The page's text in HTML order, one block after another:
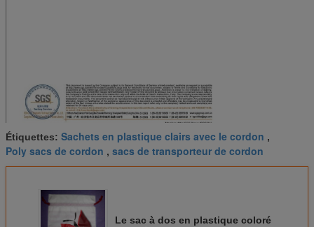
Étiquettes: Sachets en plastique clairs avec le cordon ,
Poly sacs de cordon , sacs de transporteur de cordon
Le sac à dos en plastique coloré